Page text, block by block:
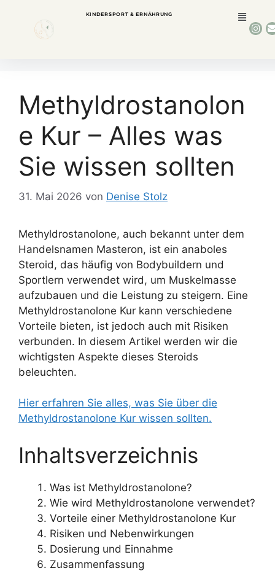
KINDERSPORT & ERNÄHRUNG
Methyldrostanolon
e Kur – Alles was
Sie wissen sollten
31. Mai 2026 von Denise Stolz
Methyldrostanolone, auch bekannt unter dem
Handelsnamen Masteron, ist ein anaboles
Steroid, das häufig von Bodybuildern und
Sportlern verwendet wird, um Muskelmasse
aufzubauen und die Leistung zu steigern. Eine
Methyldrostanolone Kur kann verschiedene
Vorteile bieten, ist jedoch auch mit Risiken
verbunden. In diesem Artikel werden wir die
wichtigsten Aspekte dieses Steroids
beleuchten.
Hier erfahren Sie alles, was Sie über die
Methyldrostanolone Kur wissen sollten.
Inhaltsverzeichnis
Was ist Methyldrostanolone?
Wie wird Methyldrostanolone verwendet?
Vorteile einer Methyldrostanolone Kur
Risiken und Nebenwirkungen
Dosierung und Einnahme
Zusammenfassung